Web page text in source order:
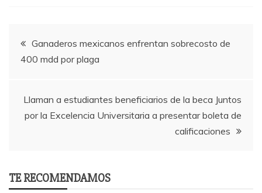
Post
navigation
Ganaderos mexicanos enfrentan sobrecosto de
400 mdd por plaga
Llaman a estudiantes beneficiarios de la beca Juntos
por la Excelencia Universitaria a presentar boleta de
calificaciones
TE RECOMENDAMOS